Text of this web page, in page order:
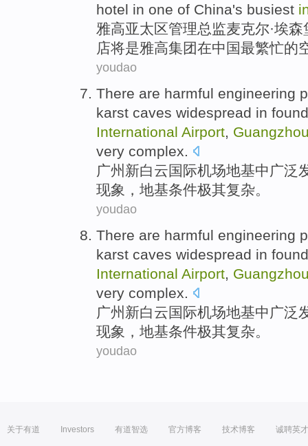
hotel in one of China's busiest
雅高亚太区管理总监麦克尔·埃森
店将是雅高集团在中国最繁忙的
youdao
There are harmful engineering
karst caves widespread in
International Airport,
very complex.
广州 新白云国际机场地基中广泛
现象 ，地基条件极其复杂。
youdao
There are harmful engineering
karst caves widespread in
International Airport
very complex
广州 新白云国际机场地基中 广泛
现象 ，地基条件极其复杂。
youdao
关于有道 Investors 有道智选 官方博客 技术博客 诚聘英才